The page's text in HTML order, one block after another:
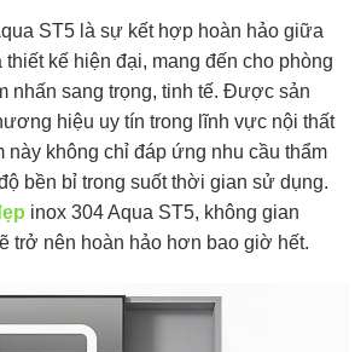
ST5 là sự kết hợp hoàn hảo giữa
kế hiện đại, mang đến cho phòng
nhấn sang trọng, tinh tế. Được sản
hiệu uy tín trong lĩnh vực nội thất
này không chỉ đáp ứng nhu cầu thẩm
bền bỉ trong suốt thời gian sử dụng.
inox 304 Aqua ST5, không gian
trở nên hoàn hảo hơn bao giờ hết.